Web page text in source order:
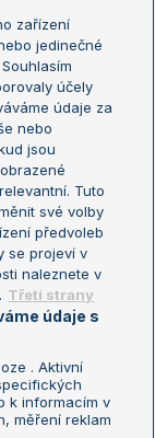
zařízení
jedinečné
účely
údaje za
nebo
jsou
Tuto
své volby
předvoleb
se projeví v
naleznete v
Třetí strany
údaje s
. Aktivní
k informacím v
měření reklam